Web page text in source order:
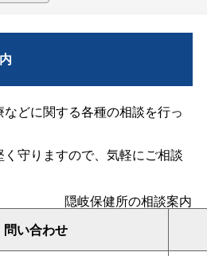
どに関する各種の相談を行っ
守りますので、気軽にご相談
隠岐保健所の相談案内
問い合わせ